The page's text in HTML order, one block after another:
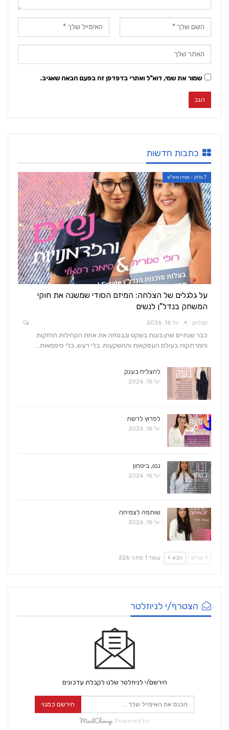
שמור את שמי, דוא"ל ואתרי בדפדפן זה בפעם הבאה שאגיב.
כתבות חדשות
7 בלוק - מגזין סופ"ש
על גלגלים של הצלחה: המיזם הסודי שמשנה את חוקי
המשחק בנדל"ן לנשים
הבלוק יול 16, 2026
כבר שנתיים שהן בונות בשקט ובבטחה את אחת הקהילות החזקות
והמרתקות בעולם העסקאות וההשקעות. בלי רעש, בלי סיסמאות…
להצליח בענק
יול 16, 2026
לפרוץ לרשת
יול 16, 2026
נטו, ביטחון
יול 16, 2026
שותפה לצמיחה
יול 16, 2026
קודם הבא עמוד 1 מתוך 226
הצטרף/י לניוזלטר
הירשם/י לניוזלטר שלנו לקבלת עדכונים
הירשם כמנוי
Powered by